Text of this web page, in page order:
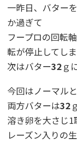
一昨日、バターを
か過ぎて
フープロの回転
転が停止してし
次はバター32ｇ
今回はノーマル
両方バターは32
溶き卵を大さじ1
レーズン入りの